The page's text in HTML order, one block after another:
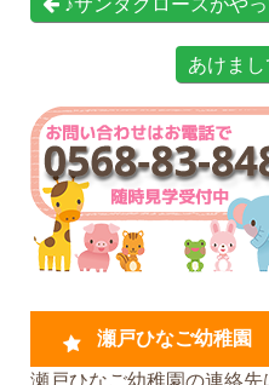
あけま
瀬戸ひなご幼稚園
瀬戸ひなご幼稚園の連絡